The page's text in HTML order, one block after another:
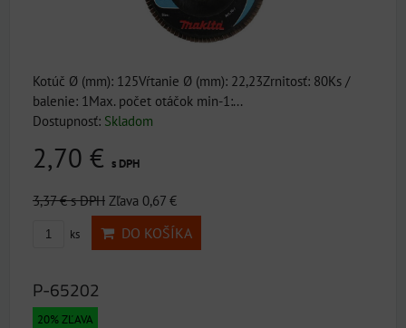
Kotúč Ø (mm): 125Vŕtanie Ø (mm): 22,23Zrnitosť: 80Ks /
balenie: 1Max. počet otáčok min-1:...
Dostupnosť: Skladom
2,70 € s DPH
3,37 €s DPH Zľava 0,67 €
ks DO KOŠÍKA
P-65202
20% ZĽAVA